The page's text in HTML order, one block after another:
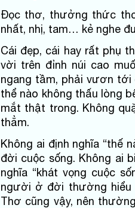
Đọc thơ, thưởng thức
nhất, nhị, tam… kẻ nghe
Cái đẹp, cái hay rất phụ
vời trên đỉnh núi cao
ngang tầm, phải vươn
thể nào không thấu lòng
mắt thật trong. Không
thẳm.
Không ai định nghĩa “thế
đời cuộc sống. Không ai
nghĩa “khát vọng cuộc
người ở đời thường hiểu
Thơ cũng vậy, nên